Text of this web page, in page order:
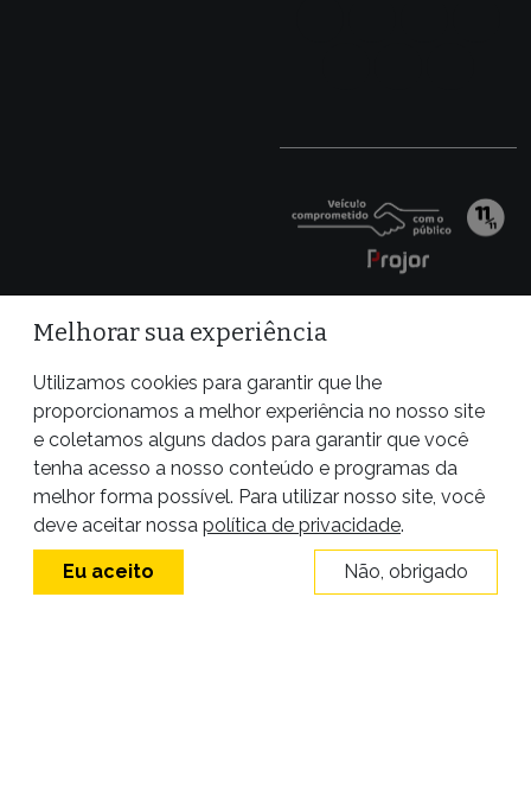
Site desenvolvido por
Melhorar sua experiência
Utilizamos cookies para garantir que lhe
proporcionamos a melhor experiência no nosso site
e coletamos alguns dados para garantir que você
tenha acesso a nosso conteúdo e programas da
melhor forma possível. Para utilizar nosso site, você
deve aceitar nossa política de privacidade.
Eu aceito Não, obrigado